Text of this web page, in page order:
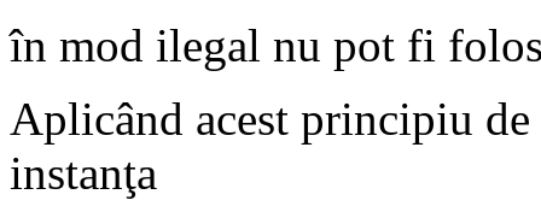
în mod ilegal nu pot fi
Aplicând acest principiu de
instanţa